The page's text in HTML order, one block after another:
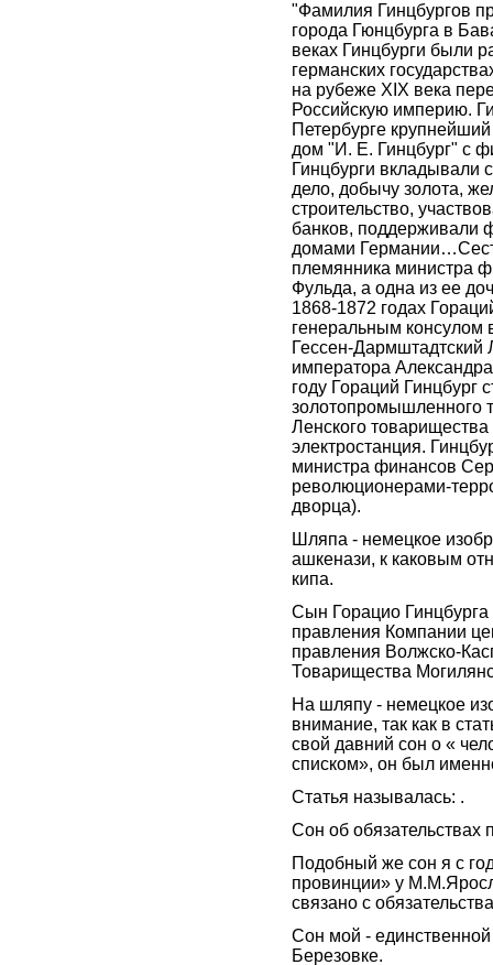
"Фамилия Гинцбургов
города Гюнцбурга в
веках Гинцбурги были
германских
на рубеже XIX века
Российскую империю.
Петербурге
дом "И. Е. Гинцбург" с
Гинцбурги вкладывали
дело, добычу золота,
строительство,
банков, поддерживали
домами
племянника министра
Фульда, а одна из ее
1868-1872 годах
генеральным консулом
Гессен-
императора
году Гораций Гинцбург
золотопромышленного
Ленского
электростанция.
министра финансов
революционерами-
дворца).
Шляпа - немецкое
ашкенази, к каковым
кипа.
Сын Горацио
правления Компании
правления Волжско-
Товарищества
На шляпу - немецкое
внимание, так как в
свой давний сон о «
списком», он был
Статья называлась: .
Сон об
Подобный же сон я с
провинции» у
связано с
Сон мой -
Березовке.